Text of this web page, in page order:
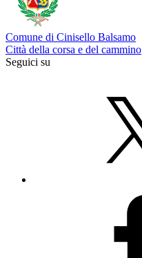
Comune di Cinisello Balsamo
Città della corsa e del cammino
Seguici su